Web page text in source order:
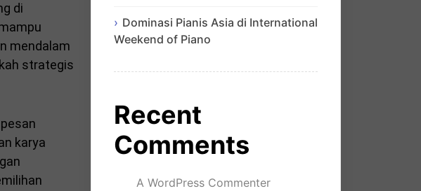
di
mendalam
strategis
karya
Dominasi Pianis Asia di International
Weekend of Piano
Recent
Comments
A WordPress Commenter